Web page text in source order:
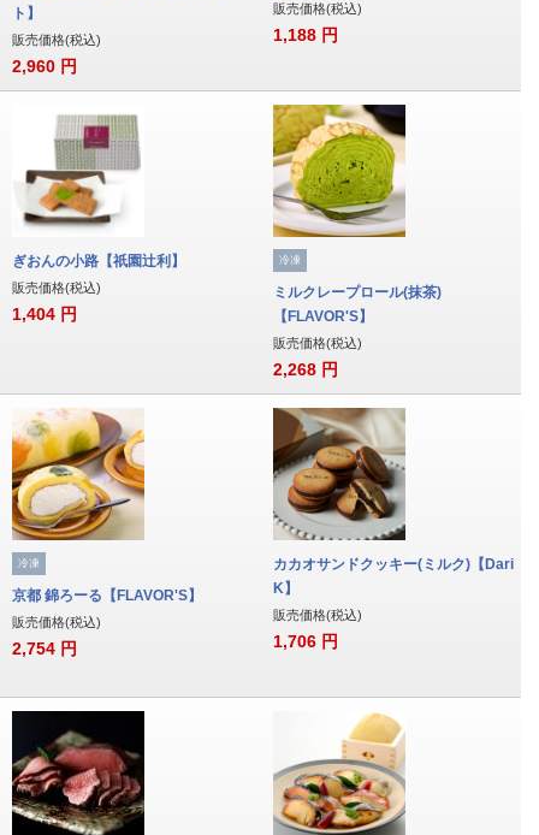
ト】
販売価格(税込)
2,960 円
販売価格(税込)
1,188 円
ぎおんの小路【祇園辻利】
販売価格(税込)
1,404 円
冷凍
ミルクレープロール(抹茶)
【FLAVOR'S】
販売価格(税込)
2,268 円
冷凍
京都 錦ろーる【FLAVOR'S】
販売価格(税込)
2,754 円
カカオサンドクッキー(ミルク)【Dari
K】
販売価格(税込)
1,706 円